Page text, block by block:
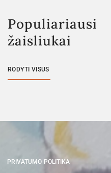
Populiariausi
žaisliukai
RODYTI VISUS
PRIVATUMO POLITIKA